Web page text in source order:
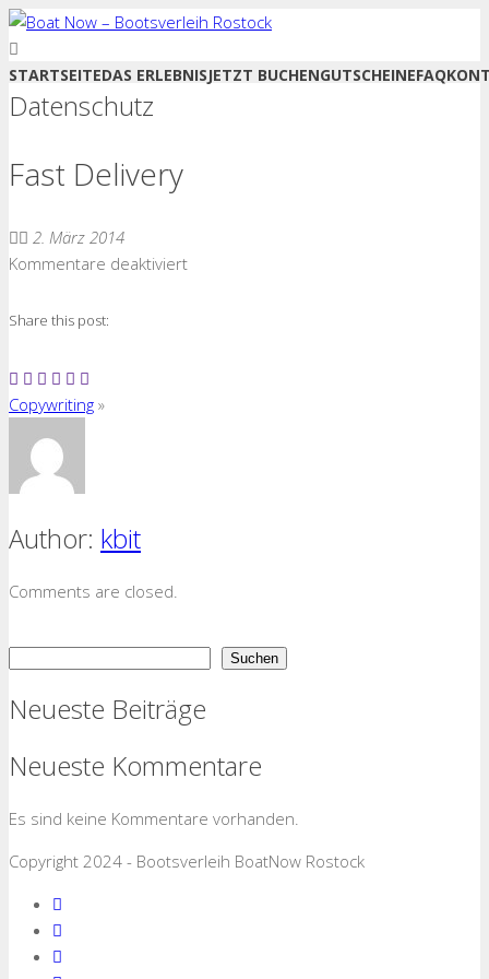
STARTSEITEDAS ERLEBNISJETZT BUCHENGUTSCHEINEFAQ
Datenschutz
Fast Delivery
2. März 2014
Kommentare deaktiviertfür
Share this post:
Copywriting »
Author: kbit
Comments are closed.
Suchen
Neueste Beiträge
Neueste Kommentare
Es sind keine Kommentare vorhanden.
Copyright 2024 - Bootsverleih BoatNow Rostock